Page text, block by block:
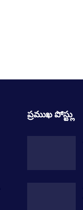
ప్రముఖ పోస్ట్లు